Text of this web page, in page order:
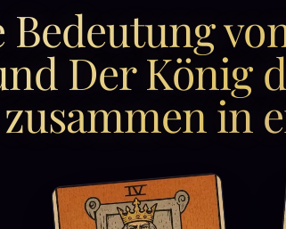
Bedeutung
Der König
zusammen in